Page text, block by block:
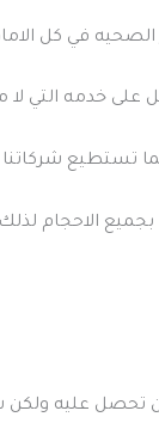
الصحيه في كل
على خدمه التي لا
تستطيع شركاتنا
الاحجام
عليه ولكن